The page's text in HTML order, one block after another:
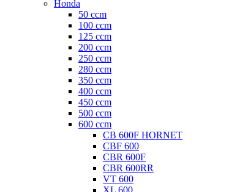
Honda
50 ccm
100 ccm
125 ccm
200 ccm
250 ccm
280 ccm
350 ccm
400 ccm
450 ccm
500 ccm
600 ccm
CB 600F HORNET
CBF 600
CBR 600F
CBR 600RR
VT 600
XL 600